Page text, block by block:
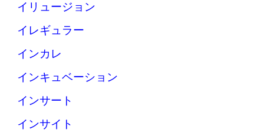
イリュージョン
イレギュラー
インカレ
インキュベーション
インサート
インサイト